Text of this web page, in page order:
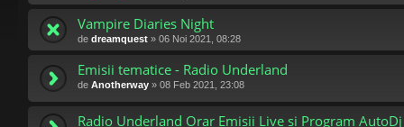
Vampire Diaries Night
de dreamquest » 06 Noi 2021, 08:28
Emisii tematice - Radio Underland
de Anotherway » 08 Feb 2021, 23:08
Radio Underland Orar Emisii Live si Program AutoDj